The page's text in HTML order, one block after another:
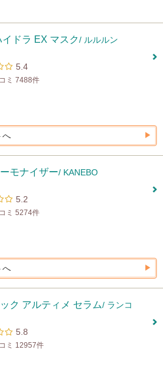
イドラ EX マスク/ ルルルン
5.4
ミ 7488件
へ
モナイザー/ KANEBO
5.2
ミ 5274件
へ
ク アルティメ セラム/ ランコ
5.8
ミ 12957件